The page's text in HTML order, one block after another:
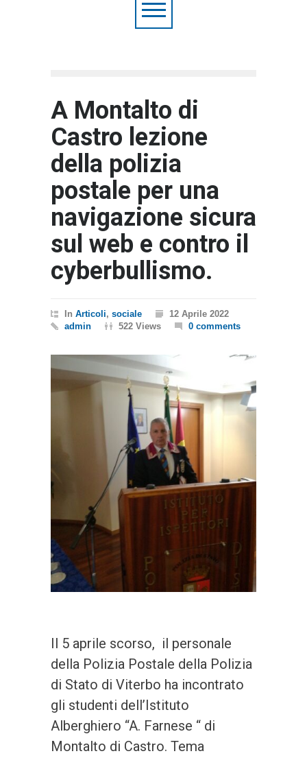
A Montalto di
Castro lezione
della polizia
postale per una
navigazione sicura
sul web e contro il
cyberbullismo.
In Articoli, sociale
12 Aprile 2022
admin
522 Views 0 comments
Il 5 aprile scorso, il personale
della Polizia Postale della Polizia
di Stato di Viterbo ha incontrato
gli studenti dell’Istituto
Alberghiero “A. Farnese “ di
Montalto di Castro. Tema